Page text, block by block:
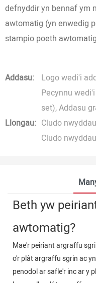
defnyddir yn bennaf ym
awtomatig (yn enwedig
stampio poeth
Addasu:
Logo wedi'i
Pecynnu
set), Addasu
Llongau: Cludo
Cludo
Beth yw
awtomatig?
Mae'r peiriant argraffu
o'r plât argraffu sgrin ac
penodol ar safle'r inc ar y